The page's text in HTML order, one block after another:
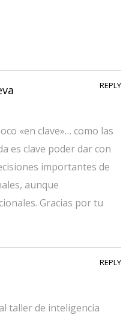
«en clave»… como las
es clave poder dar con
importantes de
aunque
Gracias por tu
REPLY
taller de inteligencia
REPLY